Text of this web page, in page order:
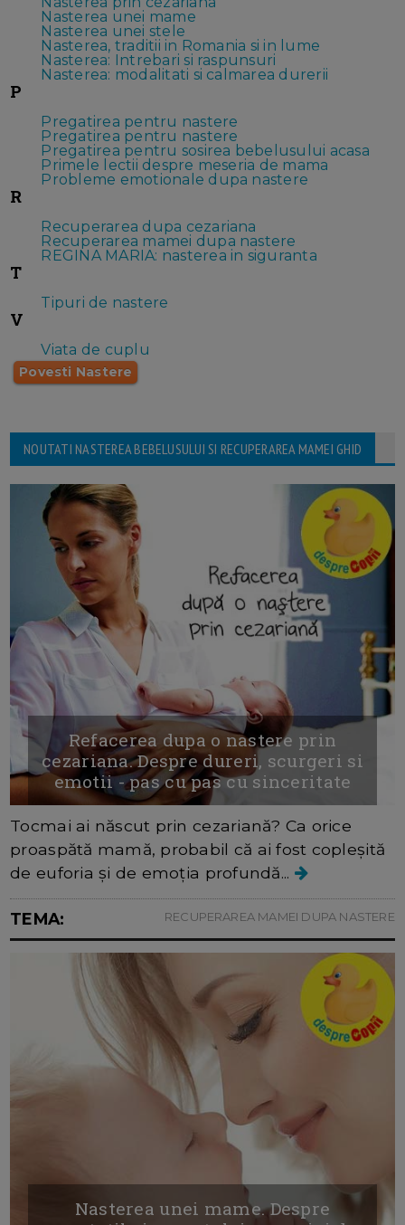
Nasterea unei mame
Nasterea unei stele
Nasterea, traditii in Romania si in lume
Nasterea: Intrebari si raspunsuri
Nasterea: modalitati si calmarea durerii
P
Pregatirea pentru nastere
Pregatirea pentru nastere
Pregatirea pentru sosirea bebelusului acasa
Primele lectii despre meseria de mama
Probleme emotionale dupa nastere
R
Recuperarea dupa cezariana
Recuperarea mamei dupa nastere
REGINA MARIA: nasterea in siguranta
T
Tipuri de nastere
V
Viata de cuplu
Povesti Nastere
NOUTATI NASTEREA BEBELUSULUI SI RECUPERAREA MAMEI GHID
Refacerea dupa o nastere prin
cezariana. Despre dureri, scurgeri si
emotii - pas cu pas cu sinceritate
Tocmai ai născut prin cezariană? Ca orice
proaspătă mamă, probabil că ai fost copleșită
de euforia și de emoția profundă...
TEMA: RECUPERAREA MAMEI DUPA NASTERE
Nasterea unei mame. Despre